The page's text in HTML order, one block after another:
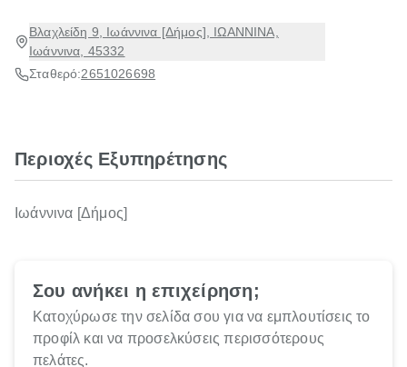
Βλαχλείδη 9, Ιωάννινα [Δήμος], ΙΩΑΝΝΙΝΑ,
Ιωάννινα, 45332
Σταθερό:2651026698
Περιοχές Εξυπηρέτησης
Ιωάννινα [Δήμος]
Σου ανήκει η επιχείρηση;
Κατοχύρωσε την σελίδα σου για να εμπλουτίσεις το
προφίλ και να προσελκύσεις περισσότερους
πελάτες.